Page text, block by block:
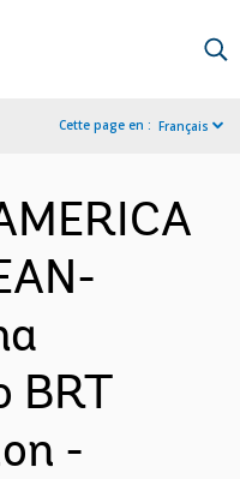
Cette page en : Français
-